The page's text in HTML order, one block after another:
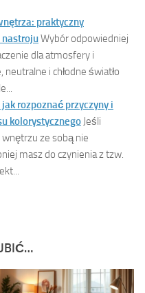
praktyczny
nastrojuWybór odpowiedniej
dla atmosfery i
neutralne i chłodne światło
rozpoznać przyczyny i
kolorystycznego Jeśli
ze sobą nie
masz do czynienia z tzw.